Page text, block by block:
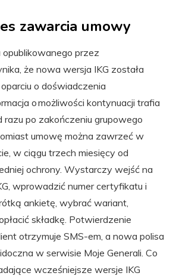
zawarcia umowy
opublikowanego przez
że nowa wersja IKG została
o doświadczenia
o możliwości kontynuacji trafia
razu po zakończeniu grupowego
umowę można zawrzeć w
w ciągu trzech miesięcy od
ochrony. Wystarczy wejść na
wprowadzić numer certyfikatu i
ankietę, wybrać wariant,
składkę. Potwierdzenie
otrzymuje SMS-em, a nowa polisa
w serwisie Moje Generali. Co
wcześniejsze wersje IKG